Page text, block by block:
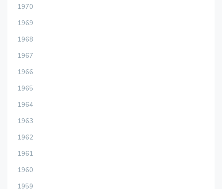
1970
1969
1968
1967
1966
1965
1964
1963
1962
1961
1960
1959